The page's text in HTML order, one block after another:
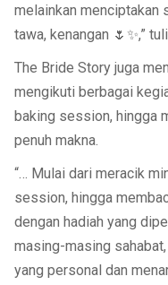
melainkan menciptakan
tawa, kenangan 🌷✨,”
The Bride Story juga
mengikuti berbagai
baking session, hingga
penuh makna.
“… Mulai dari meracik
session, hingga
dengan hadiah yang
masing-masing
yang personal dan